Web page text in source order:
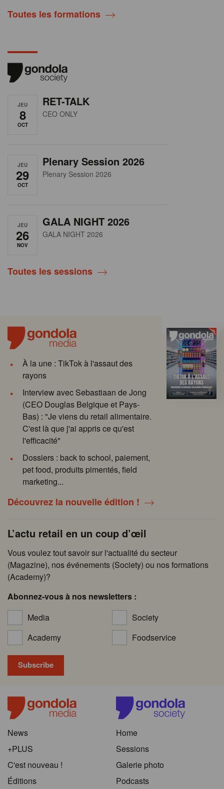
Toutes les formations
JEU
8
OCT
RET-TALK
CEO ONLY
JEU
29
OCT
Plenary Session 2026
Plenary Session 2026
JEU
26
NOV
GALA NIGHT 2026
GALA NIGHT 2026
Toutes les sessions
À la une : TikTok à l'assaut des
rayons
Interview avec Sebastiaan de Jong
(CEO Douglas Belgique et Pays-
Bas) : "Je viens du retail alimentaire.
C'est là que j'ai appris ce qu'est
l'efficacité"
Dossiers : back to school, paiement,
pet food, produits pimentés, field
marketing...
Découvrez la nouvelle édition !
L’actu retail en un coup d’œil
Vous voulez tout savoir sur l'actualité du secteur
(Magazine), nos événements (Society) ou nos formations
(Academy)?
Abonnez-vous à nos newsletters :
Media
Society
Academy
Foodservice
News
+PLUS
C'est nouveau !
Éditions
Home
Sessions
Galerie photo
Podcasts